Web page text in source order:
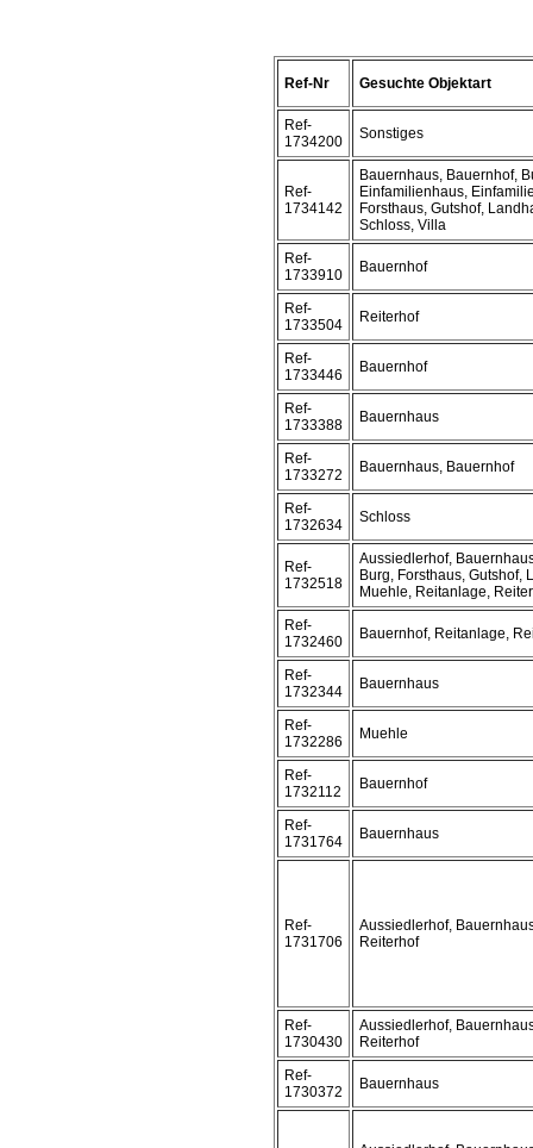
Ref-Nr Gesuchte Objektart
Ref-
1734200
Sonstiges
Ref-
1734142
Bauernhaus, Bauernhof,
Einfamilienhaus,
Forsthaus, Gutshof,
Schloss, Villa
Ref-
1733910
Bauernhof
Ref-
1733504
Reiterhof
Ref-
1733446
Bauernhof
Ref-
1733388
Bauernhaus
Ref-
1733272
Bauernhaus, Bauernhof
Ref-
1732634
Schloss
Ref-
1732518
Aussiedlerhof,
Burg, Forsthaus, Gutshof,
Muehle, Reitanlage,
Ref-
1732460
Bauernhof, Reitanlage,
Ref-
1732344
Bauernhaus
Ref-
1732286
Muehle
Ref-
1732112
Bauernhof
Ref-
1731764
Bauernhaus
Ref-
1731706
Aussiedlerhof,
Reiterhof
Ref-
1730430
Aussiedlerhof,
Reiterhof
Ref-
1730372
Bauernhaus